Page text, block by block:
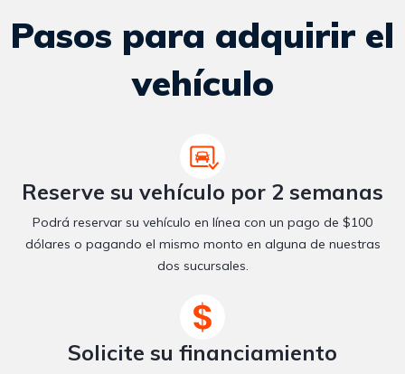
Pasos para adquirir el
vehículo
Reserve su vehículo por 2 semanas
Podrá reservar su vehículo en línea con un pago de $100
dólares o pagando el mismo monto en alguna de nuestras
dos sucursales.
Solicite su financiamiento